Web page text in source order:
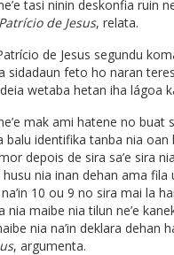
tasi ninin deskonfia ruin
de Jesus, relata.
de Jesus segundu
sidadaun feto ho naran
wetaba hetan iha lágoa
mak ami hatene no
identifika tanba nia oan
depois de sira sa’e sira
nia inan dehan ama fila
10 ou 9 no sira mai la
nia maibe nia tilun ne’e
nia na’in deklara dehan
, argumenta.